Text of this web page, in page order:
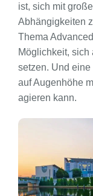
ist, sich mit
Abhängigkeiten
Thema
Möglichkeit,
setzen. Und
auf Augenhöhe
agieren kann.